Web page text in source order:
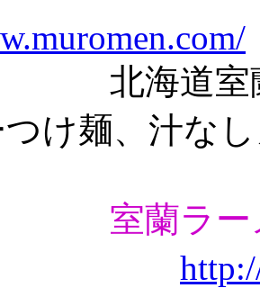
室蘭地球
け麺、汁な
室蘭ラ